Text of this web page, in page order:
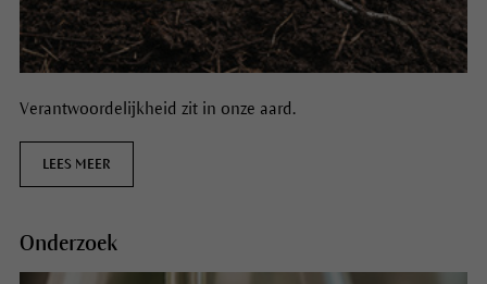
Verantwoordelijkheid zit in onze aard.
LEES MEER
Onderzoek